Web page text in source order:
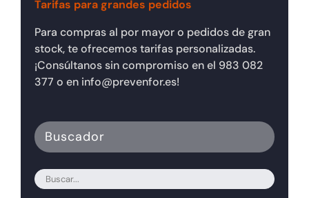
Tarifas para grandes pedidos
Para compras al por mayor o pedidos de gran
stock, te ofrecemos tarifas personalizadas.
¡Consúltanos sin compromiso en el 983 082
377 o en info@prevenfor.es!
Buscador